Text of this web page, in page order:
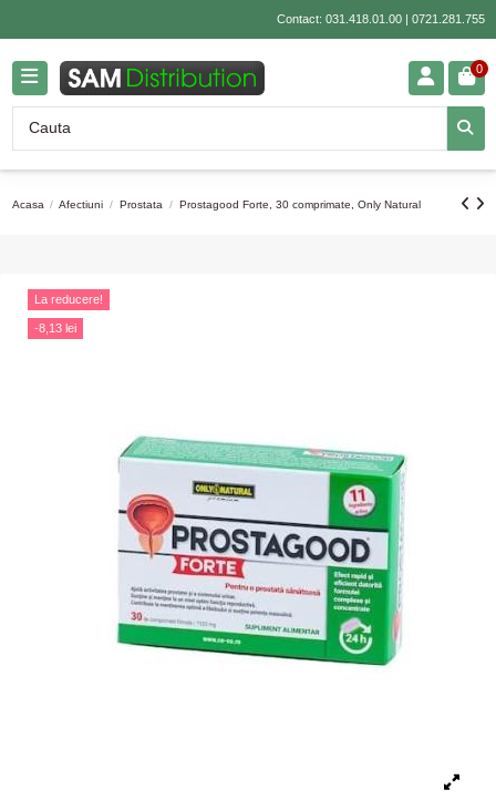
Contact: 031.418.01.00| 0721.281.755
0
Acasa Afectiuni Prostata Prostagood Forte, 30 comprimate, Only Natural
La reducere!
-8,13 lei